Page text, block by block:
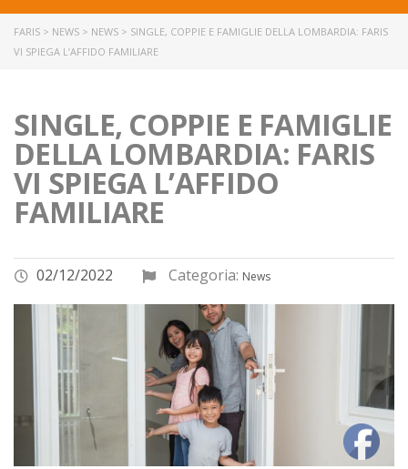
FARIS > NEWS > NEWS > SINGLE, COPPIE E FAMIGLIE DELLA LOMBARDIA: FARIS
VI SPIEGA L’AFFIDO FAMILIARE
SINGLE, COPPIE E FAMIGLIE
DELLA LOMBARDIA: FARIS
VI SPIEGA L’AFFIDO
FAMILIARE
02/12/2022 Categoria: News